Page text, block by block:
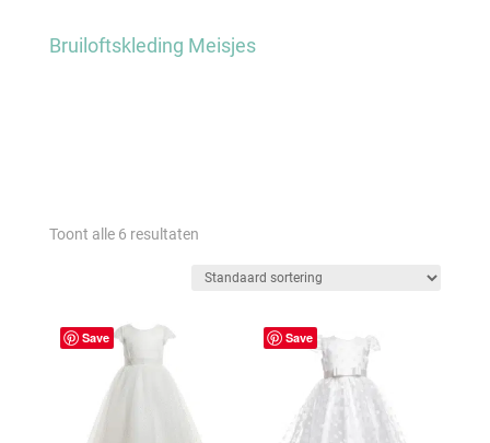
Bruiloftskleding Meisjes
Toont alle 6 resultaten
Save Save